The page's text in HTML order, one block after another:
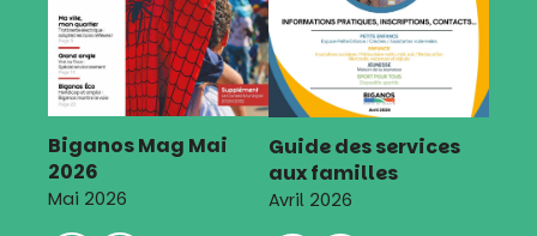
Biganos Mag Mai
2026
Mai 2026
Guide des services
aux familles
Avril 2026